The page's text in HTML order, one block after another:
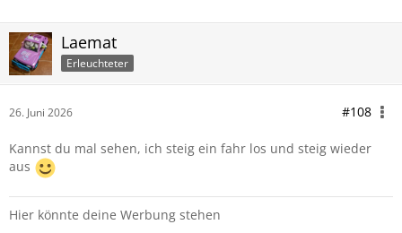
Laemat
Erleuchteter
26. Juni 2026 #108
Kannst du mal sehen, ich steig ein fahr los und steig wieder
aus
Hier könnte deine Werbung stehen